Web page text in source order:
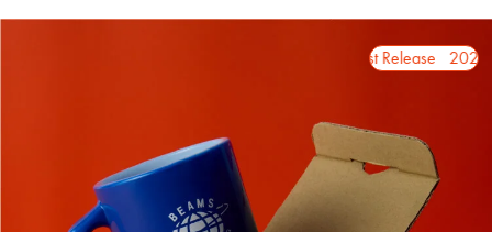
2026 August Release 2026